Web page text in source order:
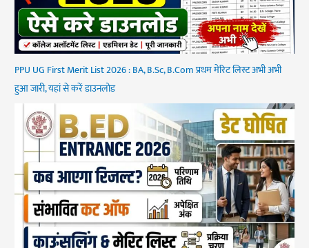
PPU UG First Merit List 2026 : BA, B.Sc, B.Com प्रथम मेरिट लिस्ट अभी अभी
हुआ जारी, यहां से करें डाउनलोड